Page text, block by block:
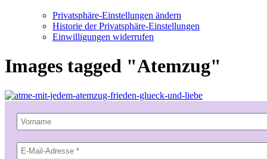
Privatsphäre-Einstellungen ändern
Historie der Privatsphäre-Einstellungen
Einwilligungen widerrufen
Images tagged "Atemzug"